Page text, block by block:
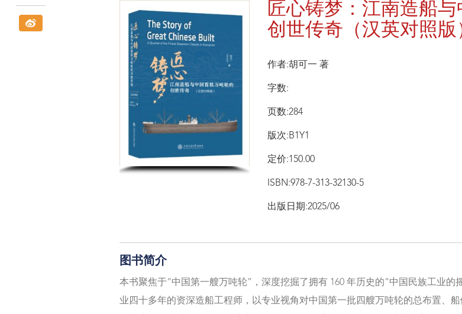
匠心铸梦：江南造船
创世传奇（汉英对照版
作者:胡可一 著
字数:
页数:284
版次:B1Y1
定价:150.00
ISBN:978-7-313-32130-5
出版日期:2025/06
图书简介
本书聚焦于“中国第一艘万吨轮”，深度挖掘了拥有 160 年历史的“中国民族工业
业四十多年的资深造船工程师，以专业视角对中国第一批四艘万吨轮的总布置、